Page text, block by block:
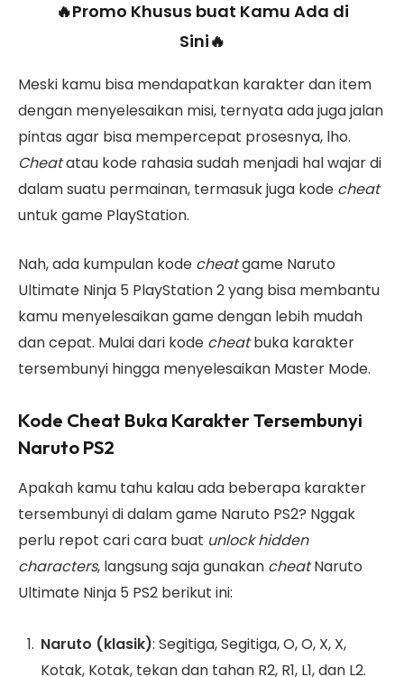
🔥Promo Khusus buat Kamu Ada di
Sini🔥
Meski kamu bisa mendapatkan karakter dan item
dengan menyelesaikan misi, ternyata ada juga jalan
pintas agar bisa mempercepat prosesnya, lho.
Cheatatau kode rahasia sudah menjadi hal wajar di
dalam suatu permainan, termasuk juga kode cheat
untuk game PlayStation.
Nah, ada kumpulan kode cheatgame Naruto
Ultimate Ninja 5 PlayStation 2 yang bisa membantu
kamu menyelesaikan game dengan lebih mudah
dan cepat. Mulai dari kode cheatbuka karakter
tersembunyi hingga menyelesaikan Master Mode.
Kode Cheat Buka Karakter Tersembunyi
Naruto PS2
Apakah kamu tahu kalau ada beberapa karakter
tersembunyi di dalam game Naruto PS2? Nggak
perlu repot cari cara buat unlock hidden
characters, langsung saja gunakan cheatNaruto
Ultimate Ninja 5 PS2 berikut ini:
Naruto (klasik): Segitiga, Segitiga, O, O, X, X,
Kotak, Kotak, tekan dan tahan R2, R1, L1, dan L2.